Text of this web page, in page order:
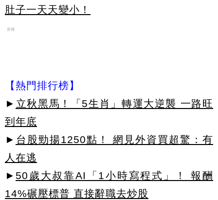
肚子一天天變小！
PR
【熱門排行榜】
► 立秋黑馬！「5生肖」轉運大逆襲 一路旺
到年底
► 台股勁揚1250點！ 網見外資買超驚：有
人在逃
► 50歲大叔靠AI「1小時寫程式」！ 報酬
14%碾壓標普 直接辭職去炒股